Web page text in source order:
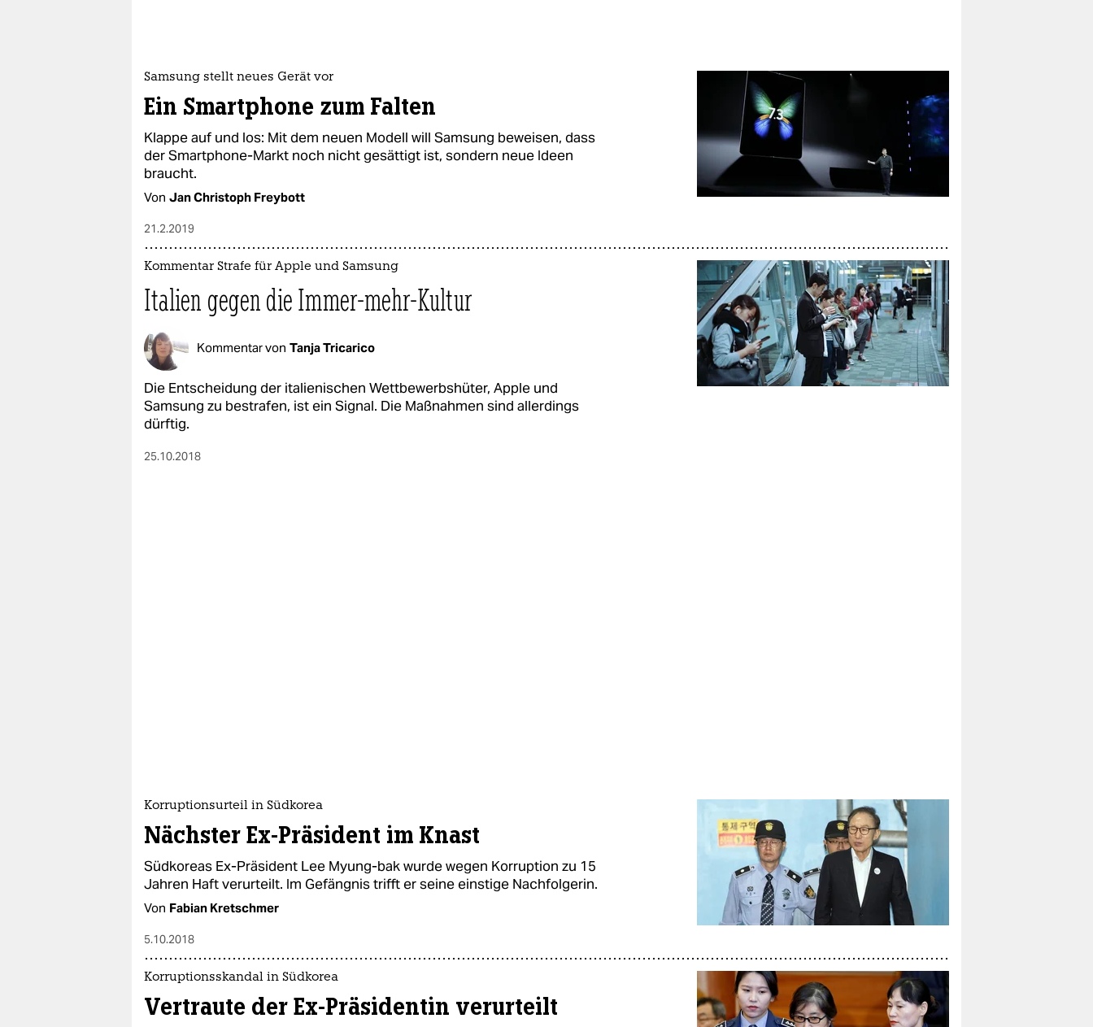
Samsung stellt neues Gerät vor
Ein Smartphone zum Falten
Klappe auf und los: Mit dem neuen Modell will Samsung beweisen, dass
der Smartphone-Markt noch nicht gesättigt ist, sondern neue Ideen
braucht.
Von Jan Christoph Freybott
21.2.2019
Kommentar Strafe für Apple und Samsung
Italien gegen die Immer-mehr-Kultur
Kommentar von Tanja Tricarico
Die Entscheidung der italienischen Wettbewerbshüter, Apple und
Samsung zu bestrafen, ist ein Signal. Die Maßnahmen sind allerdings
dürftig.
25.10.2018
Korruptionsurteil in Südkorea
Nächster Ex-Präsident im Knast
Südkoreas Ex-Präsident Lee Myung-bak wurde wegen Korruption zu 15
Jahren Haft verurteilt. Im Gefängnis trifft er seine einstige Nachfolgerin.
Von Fabian Kretschmer
5.10.2018
Korruptionsskandal in Südkorea
Vertraute der Ex-Präsidentin verurteilt